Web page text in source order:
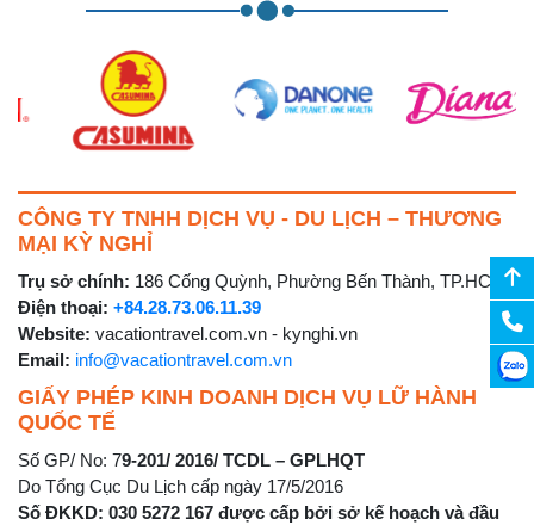
CÔNG TY TNHH DỊCH VỤ - DU LỊCH – THƯƠNG
MẠI KỲ NGHỈ
Trụ sở chính: 186 Cống Quỳnh, Phường Bến Thành, TP.HCM
Điện thoại: +84.28.73.06.11.39
Website: vacationtravel.com.vn - kynghi.vn
Email: info@vacationtravel.com.vn
GIẤY PHÉP KINH DOANH DỊCH VỤ LỮ HÀNH
QUỐC TẾ
Số GP/ No: 79-201/ 2016/ TCDL – GPLHQT
Do Tổng Cục Du Lịch cấp ngày 17/5/2016
Số ĐKKD: 030 5272 167 được cấp bởi sở kế hoạch và đầu